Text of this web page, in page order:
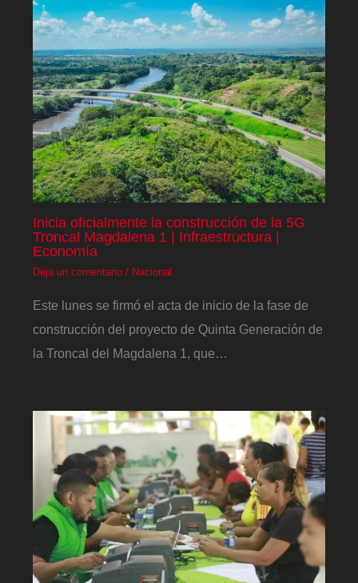
Inicia oficialmente la construcción de la 5G
Troncal Magdalena 1 | Infraestructura |
Economía
Deja un comentario / Nacional
Este lunes se firmó el acta de inicio de la fase de
construcción del proyecto de Quinta Generación de
la Troncal del Magdalena 1, que…